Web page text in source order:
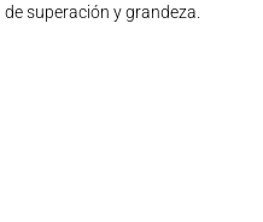
superación y grandeza.